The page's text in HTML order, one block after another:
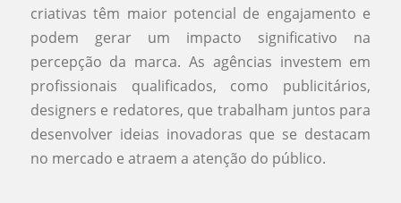
criativas têm maior potencial de engajamento e
podem gerar um impacto significativo na
percepção da marca. As agências investem em
profissionais qualificados, como publicitários,
designers e redatores, que trabalham juntos para
desenvolver ideias inovadoras que se destacam
no mercado e atraem a atenção do público.